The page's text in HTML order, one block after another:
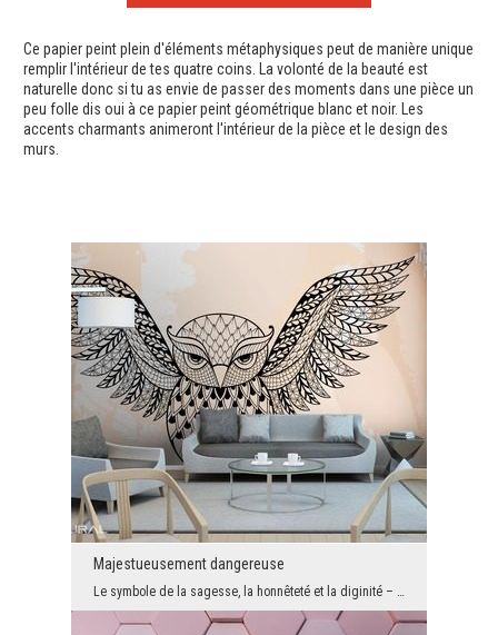
Ce papier peint plein d'éléments métaphysiques peut de manière unique
remplir l'intérieur de tes quatre coins. La volonté de la beauté est
naturelle donc si tu as envie de passer des moments dans une pièce un
peu folle dis oui à ce papier peint géométrique blanc et noir. Les
accents charmants animeront l'intérieur de la pièce et le design des
murs.
Majestueusement dangereuse
Le symbole de la sagesse, la honnêteté et la diginité – le hibou. Cet oiseau sauvage peut être m...